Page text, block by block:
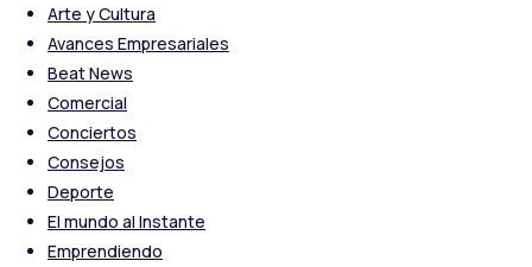
Arte y Cultura
Avances Empresariales
Beat News
Comercial
Conciertos
Consejos
Deporte
El mundo al Instante
Emprendiendo